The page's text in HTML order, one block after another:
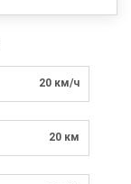
20 км/ч
20 км